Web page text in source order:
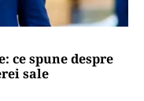
la CCR:
euro pentru